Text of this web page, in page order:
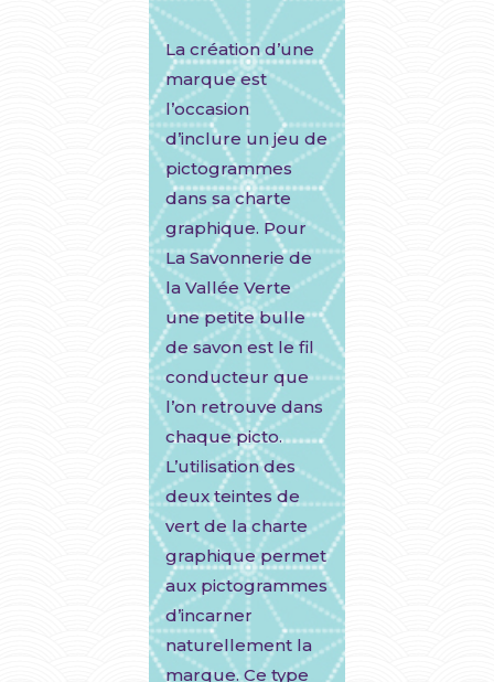
La création d’une
marque est
l’occasion
d’inclure un jeu de
pictogrammes
dans sa charte
graphique. Pour
La Savonnerie de
la Vallée Verte
une petite bulle
de savon est le fil
conducteur que
l’on retrouve dans
chaque picto.
L’utilisation des
deux teintes de
vert de la charte
graphique permet
aux pictogrammes
d’incarner
naturellement la
marque. Ce type